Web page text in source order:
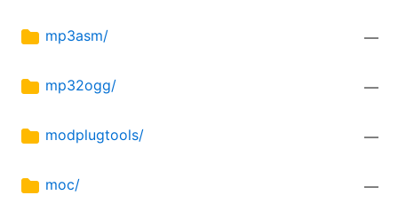
mp3asm/ —
mp32ogg/ —
modplugtools/ —
moc/ —